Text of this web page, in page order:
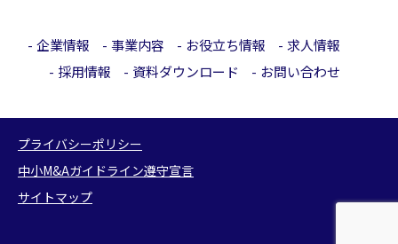
企業情報 事業内容 お役立ち情報
求人情報
採用情報
資料ダウンロード お問い合わせ
プライバシーポリシー
中小M&Aガイドライン遵守宣言
サイトマップ